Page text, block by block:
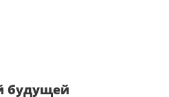
будущей